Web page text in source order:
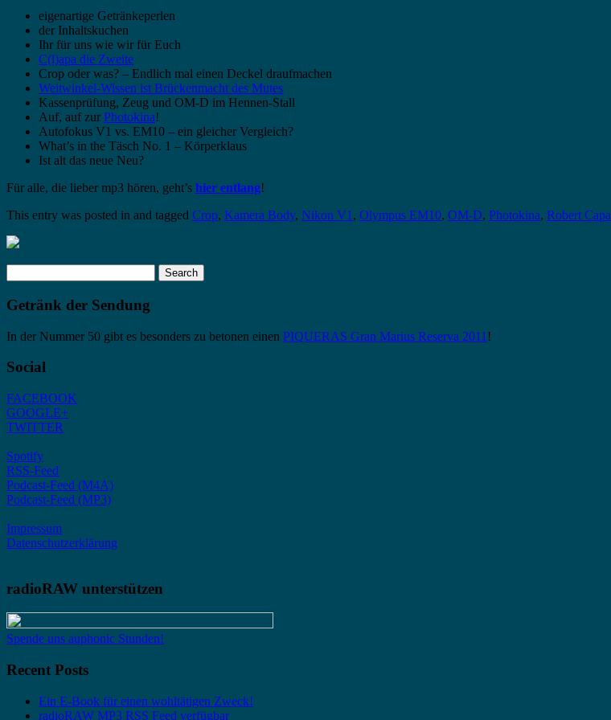
eigenartige Getränkeperlen
der Inhaltskuchen
Ihr für uns wie wir für Euch
C(l)apa die Zweite
Crop oder was? – Endlich mal einen Deckel draufmachen
Weitwinkel-Wissen ist Brückenmacht des Mutes
Kassenprüfung, Zeug und OM-D im Hennen-Stall
Auf, auf zur Photokina!
Autofokus V1 vs. EM10 – ein gleicher Vergleich?
What’s in the Täsch No. 1 – Körperklaus
Ist alt das neue Neu?
Für alle, die lieber mp3 hören, geht’s hier entlang!
This entry was posted in and tagged Crop, Kamera Body, Nikon V1 , Olympus EM10, OM-D, Photokina, Robert Capa
for:
Getränk der Sendung
In der Nummer 50 gibt es besonders zu betonen einen PIQUERAS Gran Marius Reserva 2011 !
Social
FACEBOOK
GOOGLE+
TWITTER
Spotify
RSS-Feed
Podcast-Feed (M4A)
Podcast-Feed (MP3)
Impressum
Datenschutzerklärung
radioRAW unterstützen
Spende uns auphonic Stunden!
Recent Posts
Ein E-Book für einen wohltätigen Zweck!
radioRAW MP3 RSS Feed verfügbar